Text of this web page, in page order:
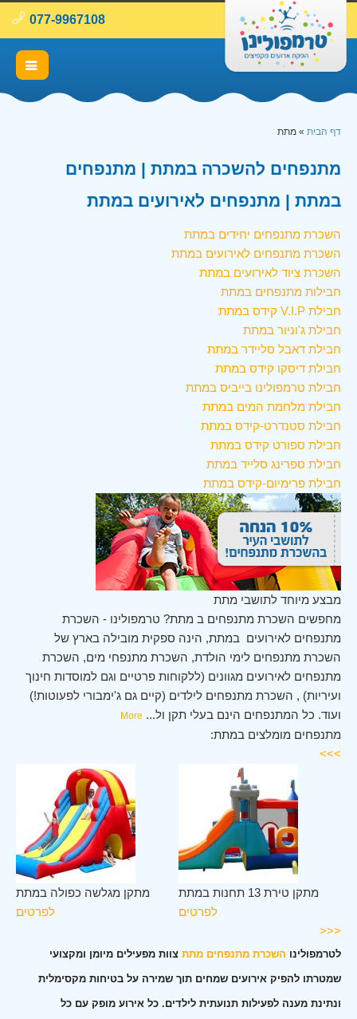
077-9967108
דף הבית » מתת
מתנפחים להשכרה במתת | מתנפחים
במתת | מתנפחים לאירועים במתת
השכרת מתנפחים יחידים במתת
השכרת מתנפחים לאירועים במתת
השכרת ציוד לאירועים במתת
חבילות מתנפחים במתת
חבילת V.I.P קידס במתת
חבילת ג'וניור במתת
חבילת דאבל סליידר במתת
חבילת דיסקו קידס במתת
חבילת טרמפולינו בייביס במתת
חבילת מלחמת המים במתת
חבילת סטנדרט-קידס במתת
חבילת ספורט קידס במתת
חבילת ספרינג סלייד במתת
חבילת פרימיום-קידס במתת
מבצע מיוחד לתושבי מתת
מחפשים השכרת מתנפחים ב מתת? טרמפולינו - השכרת
מתנפחים לאירועים במתת, הינה ספקית מובילה בארץ של
השכרת מתנפחים לימי הולדת, השכרת מתנפחי מים, השכרת
מתנפחים לאירועים מגוונים (ללקוחות פרטיים וגם למוסדות חינוך
ועיריות) , השכרת מתנפחים לילדים (קיים גם ג'ימבורי לפעוטות!)
ועוד. כל המתנפחים הינם בעלי תקן ול...
More
מתנפחים מומלצים במתת:
>>>
מתקן מגלשה כפולה במתת
לפרטים
מתקן טירת 13 תחנות במתת
לפרטים
<<<
לטרמפולינו השכרת מתנפחים מתת צוות מפעילים מיומן ומקצועי
שמטרתו להפיק אירועים שמחים תוך שמירה על בטיחות מקסימלית
ונתינת מענה לפעילות תנועתית לילדים. כל אירוע מופק עם כל